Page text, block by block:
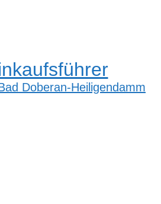
Doberan-Heiligendamm